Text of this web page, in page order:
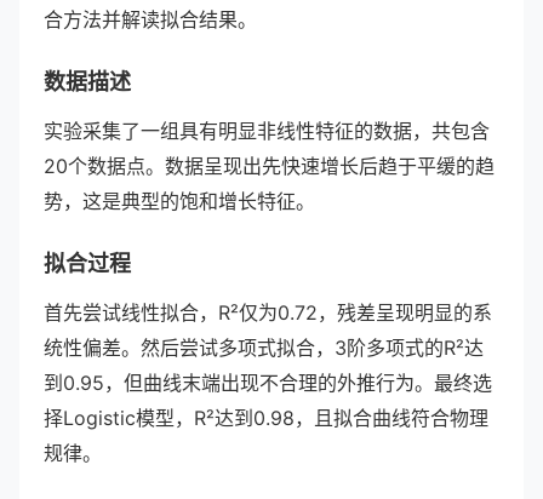
合方法并解读拟合结果。
数据描述
实验采集了一组具有明显非线性特征的数据，共包含
20个数据点。数据呈现出先快速增长后趋于平缓的趋
势，这是典型的饱和增长特征。
拟合过程
首先尝试线性拟合，R²仅为0.72，残差呈现明显的系
统性偏差。然后尝试多项式拟合，3阶多项式的R²达
到0.95，但曲线末端出现不合理的外推行为。最终选
择Logistic模型，R²达到0.98，且拟合曲线符合物理
规律。